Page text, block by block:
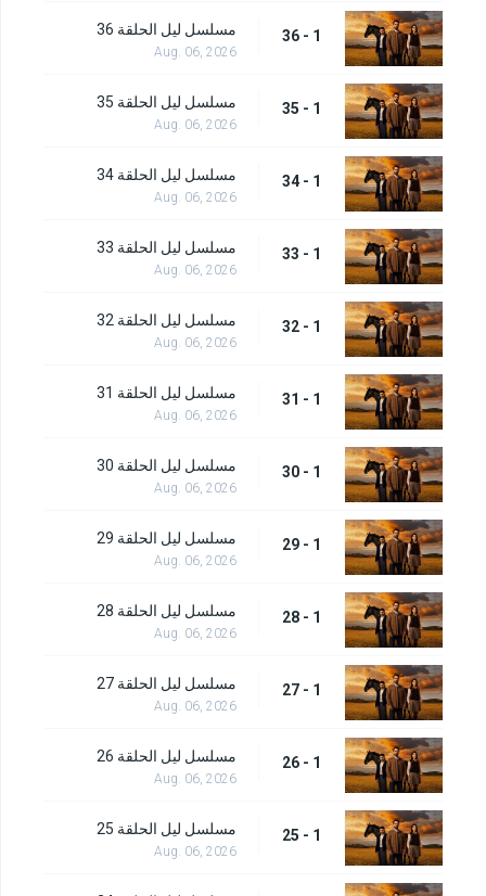
1 - 36 مسلسل ليل الحلقة 36
Aug. 06, 2026
1 - 35 مسلسل ليل الحلقة 35
Aug. 06, 2026
1 - 34 مسلسل ليل الحلقة 34
Aug. 06, 2026
1 - 33 مسلسل ليل الحلقة 33
Aug. 06, 2026
1 - 32 مسلسل ليل الحلقة 32
Aug. 06, 2026
1 - 31 مسلسل ليل الحلقة 31
Aug. 06, 2026
1 - 30 مسلسل ليل الحلقة 30
Aug. 06, 2026
1 - 29 مسلسل ليل الحلقة 29
Aug. 06, 2026
1 - 28 مسلسل ليل الحلقة 28
Aug. 06, 2026
1 - 27 مسلسل ليل الحلقة 27
Aug. 06, 2026
1 - 26 مسلسل ليل الحلقة 26
Aug. 06, 2026
1 - 25 مسلسل ليل الحلقة 25
Aug. 06, 2026